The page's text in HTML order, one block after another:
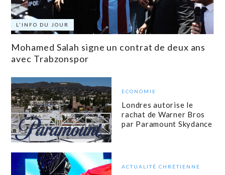
L'INFO DU JOUR
Mohamed Salah signe un contrat de deux ans
avec Trabzonspor
ECONOMIE
Londres autorise le
rachat de Warner Bros
par Paramount Skydance
ACTUALITÉ CHRÉTIENNE